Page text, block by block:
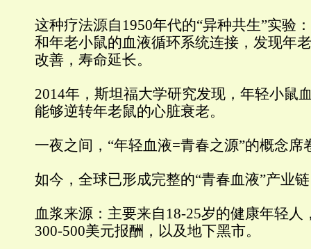
这种疗法源自1950年代的“异种共生”实验
和年老小鼠的血液循环系统连接，发现年
改善，寿命延长。
2014年，斯坦福大学研究发现，年轻小鼠
能够逆转年老鼠的心脏衰老。
一夜之间，“年轻血液=青春之源”的概念席
如今，全球已形成完整的“青春血液”产业
血浆来源：主要来自18-25岁的健康年轻人
300-500美元报酬，以及地下黑市。